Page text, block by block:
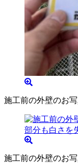
施工前の外壁のお写
施工前の外壁のお写